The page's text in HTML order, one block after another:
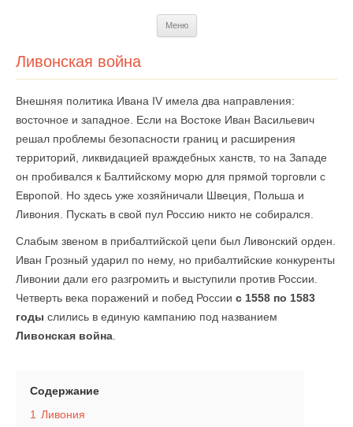
Меню
Ливонская война
Внешняя политика Ивана IV имела два направления:
восточное и западное. Если на Востоке Иван Васильевич
решал проблемы безопасности границ и расширения
территорий, ликвидацией враждебных ханств, то на Западе
он пробивался к Балтийскому морю для прямой торговли с
Европой. Но здесь уже хозяйничали Швеция, Польша и
Ливония. Пускать в свой пул Россию никто не собирался.
Слабым звеном в прибалтийской цепи был Ливонский орден.
Иван Грозный ударил по нему, но прибалтийские конкуренты
Ливонии дали его разгромить и выступили против России.
Четверть века поражений и побед России с 1558 по 1583
годы слились в единую кампанию под названием
Ливонская война
Содержание
1
Ливония